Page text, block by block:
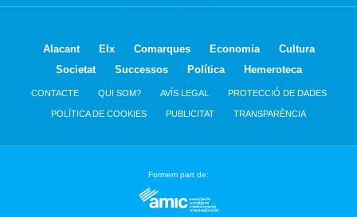
Alacant Elx Comarques Economia
Cultura
Societat
Successos Política Hemeroteca
CONTACTE QUI SOM? AVÍS LEGAL PROTECCIÓ DE DADES
POLÍTICA DE COOKIES PUBLICITAT TRANSPARÈNCIA
Formem part de: